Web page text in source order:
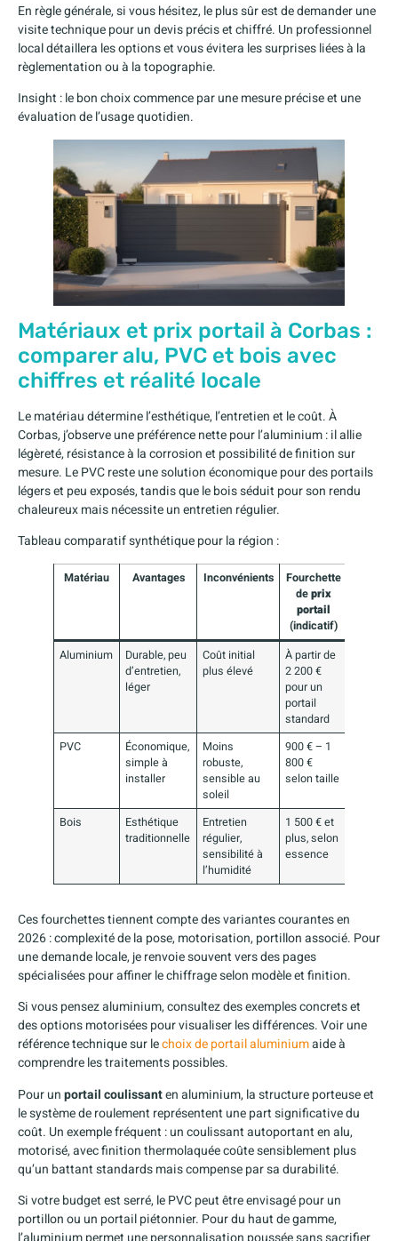
En règle générale, si vous hésitez, le plus sûr est de demander une
visite technique pour un devis précis et chiffré. Un professionnel
local détaillera les options et vous évitera les surprises liées à la
règlementation ou à la topographie.
Insight : le bon choix commence par une mesure précise et une
évaluation de l’usage quotidien.
Matériaux et prix portail à Corbas :
comparer alu, PVC et bois avec
chiffres et réalité locale
Le matériau détermine l’esthétique, l’entretien et le coût. À
Corbas, j’observe une préférence nette pour l’aluminium : il allie
légèreté, résistance à la corrosion et possibilité de finition sur
mesure. Le PVC reste une solution économique pour des portails
légers et peu exposés, tandis que le bois séduit pour son rendu
chaleureux mais nécessite un entretien régulier.
Tableau comparatif synthétique pour la région :
Matériau Avantages Inconvénients
Fourchette
deprix
portail
(indicatif)
Aluminium
Durable, peu
d’entretien,
léger
Coût initial
plus élevé
À partir de
2 200 €
pour un
portail
standard
PVC
Économique,
simple à
installer
Moins
robuste,
sensible au
soleil
900 € – 1
800 €
selon taille
Bois
Esthétique
traditionnelle
Entretien
régulier,
sensibilité à
l’humidité
1 500 € et
plus, selon
essence
Ces fourchettes tiennent compte des variantes courantes en
2026 : complexité de la pose, motorisation, portillon associé. Pour
une demande locale, je renvoie souvent vers des pages
spécialisées pour affiner le chiffrage selon modèle et finition.
Si vous pensez aluminium, consultez des exemples concrets et
des options motorisées pour visualiser les différences. Voir une
référence technique sur lechoix de portail aluminiumaide à
comprendre les traitements possibles.
Pour unportail coulissanten aluminium, la structure porteuse et
le système de roulement représentent une part significative du
coût. Un exemple fréquent : un coulissant autoportant en alu,
motorisé, avec finition thermolaquée coûte sensiblement plus
qu’un battant standards mais compense par sa durabilité.
Si votre budget est serré, le PVC peut être envisagé pour un
portillon ou un portail piétonnier. Pour du haut de gamme,